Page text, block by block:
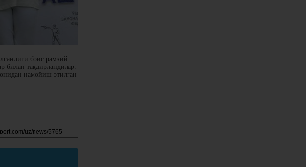
боис рамзий
билан тақдирландилар.
намойиш этилган